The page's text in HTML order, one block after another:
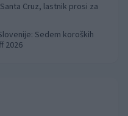
Cruz, lastnik prosi za
Sedem koroških
2026